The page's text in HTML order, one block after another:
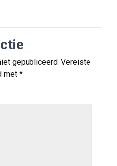
gepubliceerd. Vereiste
met *